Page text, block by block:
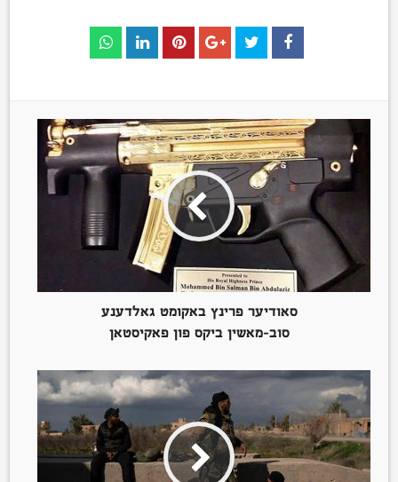
סאודיער פרינץ באקומט גאלדענע
סוב-מאשין ביקס פון פאקיסטאן